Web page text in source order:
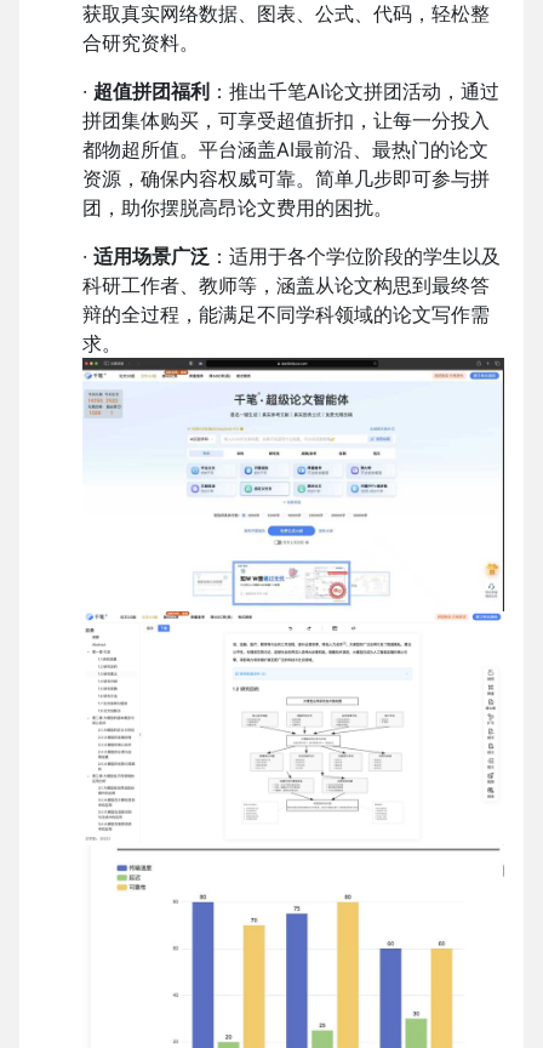
获取真实网络数据、图表、公式、代码，轻松整
合研究资料。
· 超值拼团福利 ：推出千笔AI论文拼团活动，通过
拼团集体购买，可享受超值折扣，让每一分投入
都物超所值。平台涵盖AI最前沿、最热门的论文
资源，确保内容权威可靠。简单几步即可参与拼
团，助你摆脱高昂论文费用的困扰。
· 适用场景广泛 ：适用于各个学位阶段的学生以及
科研工作者、教师等，涵盖从论文构思到最终答
辩的全过程，能满足不同学科领域的论文写作需
求。